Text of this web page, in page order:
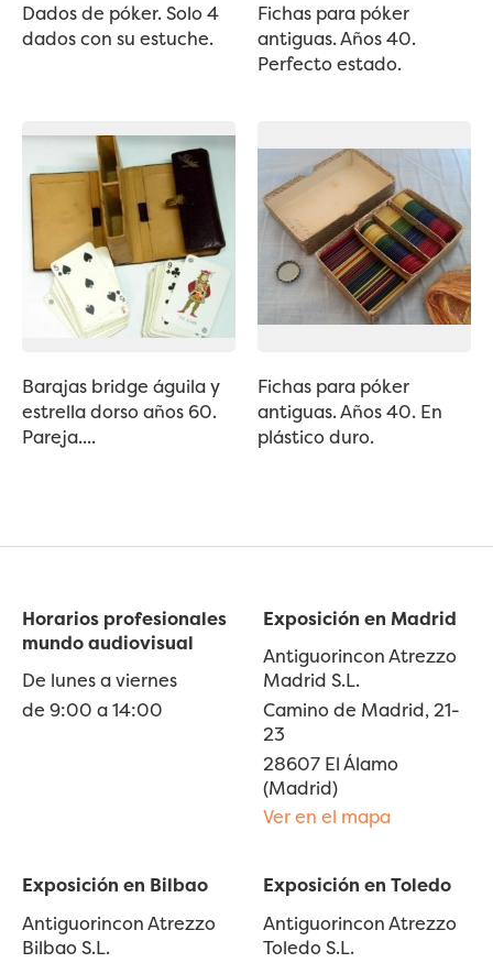
Dados de póker. Solo 4
dados con su estuche.
Fichas para póker
antiguas. Años 40.
Perfecto estado.
Barajas bridge águila y
estrella dorso años 60.
Pareja....
Fichas para póker
antiguas. Años 40. En
plástico duro.
Horarios profesionales
mundo audiovisual
De lunes a viernes
de 9:00 a 14:00
Exposición en Madrid
Antiguorincon Atrezzo
Madrid S.L.
Camino de Madrid, 21-
23
28607 El Álamo
(Madrid)
Ver en el mapa
Exposición en Bilbao
Antiguorincon Atrezzo
Bilbao S.L.
Exposición en Toledo
Antiguorincon Atrezzo
Toledo S.L.